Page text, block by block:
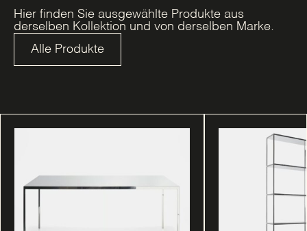
Hier finden Sie ausgewählte Produkte aus
derselben Kollektion und von derselben Marke.
Alle Produkte